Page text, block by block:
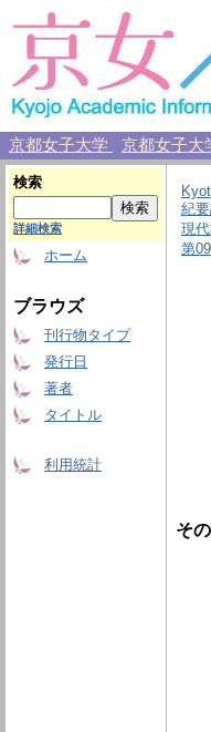
京都女子大学 京都女子大
検索
詳細検索
ホーム
ブラウズ
刊行物タイプ
発行日
著者
タイトル
利用統計
紀
現
第
そ